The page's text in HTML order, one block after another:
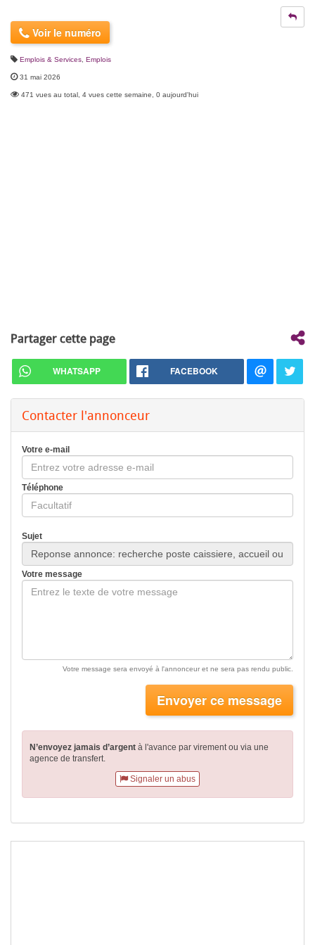
Voir le numéro
Emplois & Services Emplois
31 mai 2026
471 vues au total, 4 vues cette semaine, 0 aujourd'hui
Partager cette page
WHATSAPP FACEBOOK
Contacter l'annonceur
Votre e-mail
Téléphone
Sujet
Votre message
Votre message sera envoyé à l'annonceur et ne sera pas rendu public.
Envoyer ce message
N’envoyez jamais d’argent à l'avance par virementou via une
agence de transfert.
Signaler un abus